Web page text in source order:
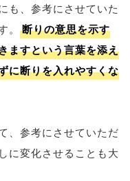
も、参考にさせていた
断りの意思を示す
ますという言葉を添え
に断りを入れやすくな
、参考にさせていただ
に変化させることも大